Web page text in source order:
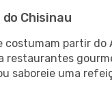
Chisinau
costumam partir
restaurantes
saboreie uma